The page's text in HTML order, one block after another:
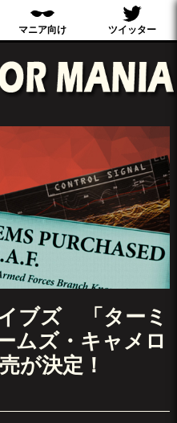
マニア向け ツイッター
ブズ 「ターミ
ムズ・キャメロ
が決定！